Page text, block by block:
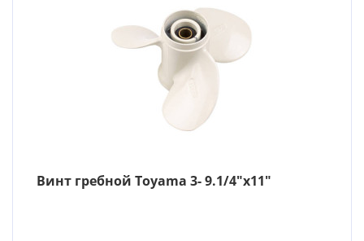
Винт гребной Toyama 3- 9.1/4″х11″